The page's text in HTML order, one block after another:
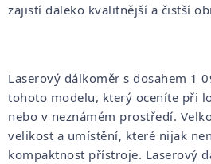
zajistí daleko kvalitnější a čistší
Laserový dálkoměr s dosahem 1
tohoto modelu, který oceníte při
nebo v neznámém prostředí.
velikost a umístění, které nijak
kompaktnost přístroje. Laserový